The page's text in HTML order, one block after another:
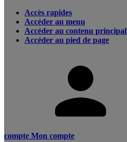
Accès rapides
Accéder au menu
Accéder au contenu principal
Accéder au pied de page
compte Mon compte